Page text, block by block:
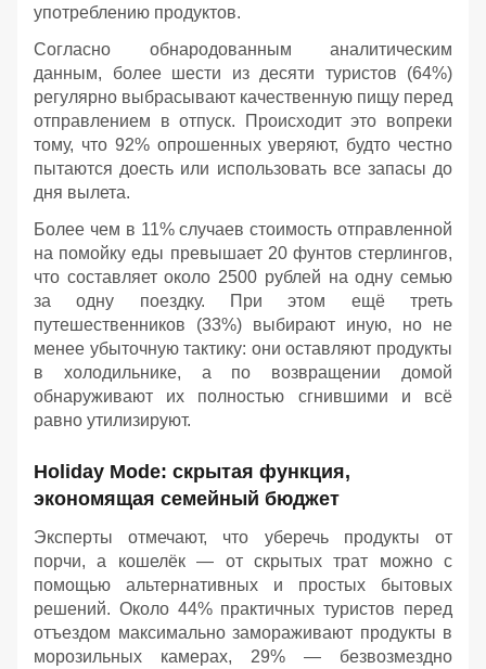
употреблению продуктов.
Согласно обнародованным аналитическим
данным, более шести из десяти туристов (64%)
регулярно выбрасывают качественную пищу перед
отправлением в отпуск. Происходит это вопреки
тому, что 92% опрошенных уверяют, будто честно
пытаются доесть или использовать все запасы до
дня вылета.
Более чем в 11% случаев стоимость отправленной
на помойку еды превышает 20 фунтов стерлингов,
что составляет около 2500 рублей на одну семью
за одну поездку. При этом ещё треть
путешественников (33%) выбирают иную, но не
менее убыточную тактику: они оставляют продукты
в холодильнике, а по возвращении домой
обнаруживают их полностью сгнившими и всё
равно утилизируют.
Holiday Mode: скрытая функция,
экономящая семейный бюджет
Эксперты отмечают, что уберечь продукты от
порчи, а кошелёк — от скрытых трат можно с
помощью альтернативных и простых бытовых
решений. Около 44% практичных туристов перед
отъездом максимально замораживают продукты в
морозильных камерах, 29% — безвозмездно